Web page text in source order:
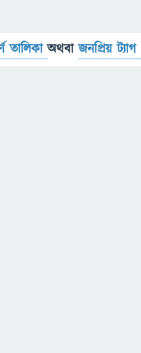
তালিকাঅথবাজনপ্রিয় ট্যাগ